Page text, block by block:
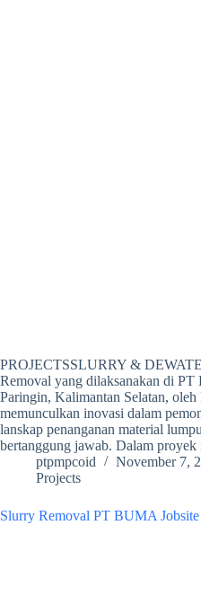
PROJECTSSLURRY &
Removal yang dilaksanakan di
Paringin, Kalimantan Selatan,
memunculkan inovasi dalam
lanskap penanganan material
bertanggung jawab. Dalam
ptpmpcoid
November 7,
Projects
Slurry Removal PT BUMA